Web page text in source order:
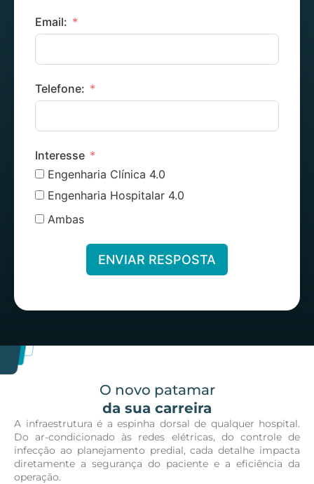
Email:
Telefone:
Interesse
Engenharia Clínica 4.0
Engenharia Hospitalar 4.0
Ambas
ENVIAR RESPOSTA
O novo patamar
da sua carreira
A infraestrutura é a espinha dorsal de qualquer hospital.
Do ar-condicionado às redes elétricas, do controle de
infecção ao planejamento predial, cada detalhe impacta
diretamente a segurança do paciente e a eficiência da
operação.